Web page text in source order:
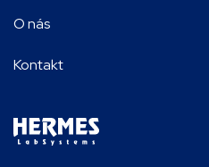
O nás
Kontakt